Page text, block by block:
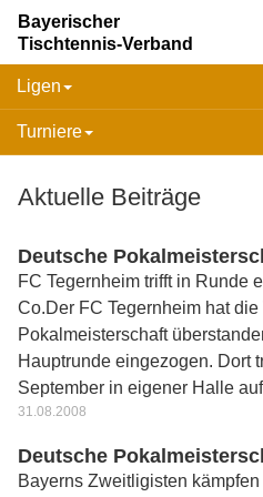
Bayerischer
Tischtennis-Verband
Ligen
Turniere
Aktuelle Beiträge
Deutsche
FC Tegernheim trifft in Runde
Co.Der FC Tegernheim hat
Pokalmeisterschaft
Hauptrunde eingezogen. Dort
September in eigener Halle
31.08.2008
Deutsche
Bayerns Zweitligisten